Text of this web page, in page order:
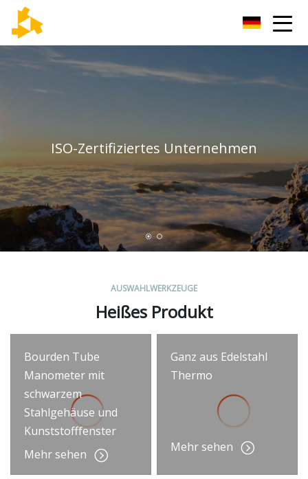
ISO-Zertifiziertes Unternehmen
AUSWAHLWERKZEUGE
Heißes Produkt
Bourden Tube
Manometer mit
schwarzem
Stahlgehäuse und
Kunststofffenster
Mehr sehen
Ganz aus Edelstahl
Thermo
Mehr sehen